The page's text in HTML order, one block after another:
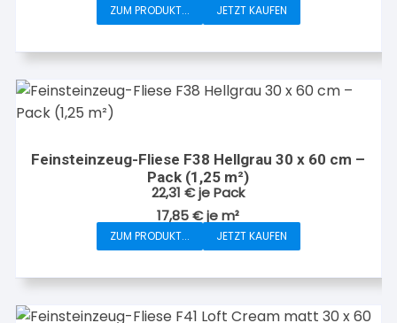
ZUM PRODUKT... JETZT KAUFEN
Feinsteinzeug-Fliese F38 Hellgrau 30 x 60 cm –
Pack (1,25 m²)
22,31€je Pack
17,85€jem²
ZUM PRODUKT... JETZT KAUFEN